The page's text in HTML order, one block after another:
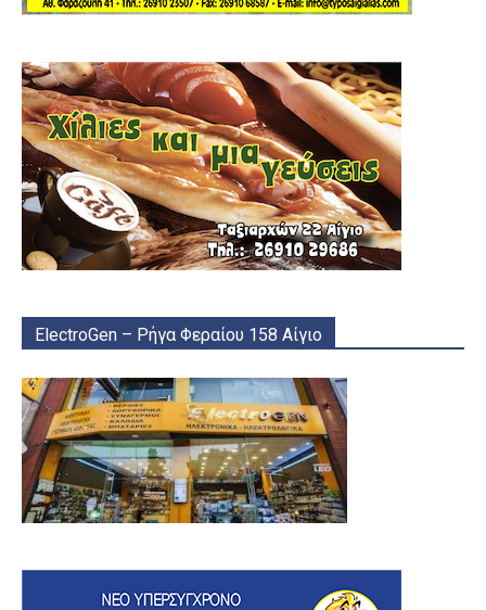
ElectroGen – Ρήγα Φεραίου 158 Αίγιο